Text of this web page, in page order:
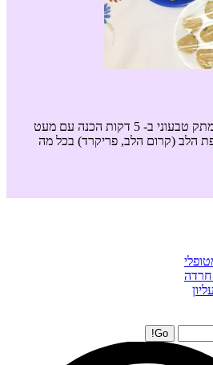
מרציפן בניחוח ורדים הוא ממתק טבעוני ב- 5 דקות הכנה עם מעט
הלב (קרום הלב, פריקרד) בכל מה